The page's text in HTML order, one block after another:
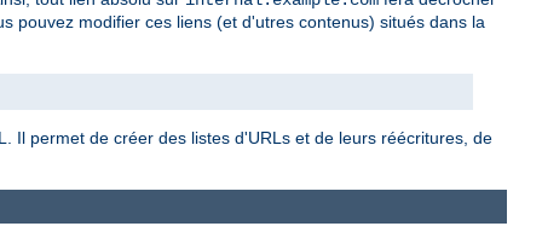
pouvez modifier ces liens (et d'utres contenus) situés dans la
Il permet de créer des listes d'URLs et de leurs réécritures, de